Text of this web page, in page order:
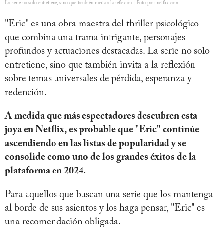
La serie no solo entretiene, sino que también invita a la reflexión | Foto por: netflix.com
"Eric" es una obra maestra del thriller psicológico
que combina una trama intrigante, personajes
profundos y actuaciones destacadas. La serie no solo
entretiene, sino que también invita a la reflexión
sobre temas universales de pérdida, esperanza y
redención.
A medida que más espectadores descubren esta
joya en Netflix, es probable que "Eric" continúe
ascendiendo en las listas de popularidad y se
consolide como uno de los grandes éxitos de la
plataforma en 2024.
Para aquellos que buscan una serie que los mantenga
al borde de sus asientos y los haga pensar, "Eric" es
una recomendación obligada.